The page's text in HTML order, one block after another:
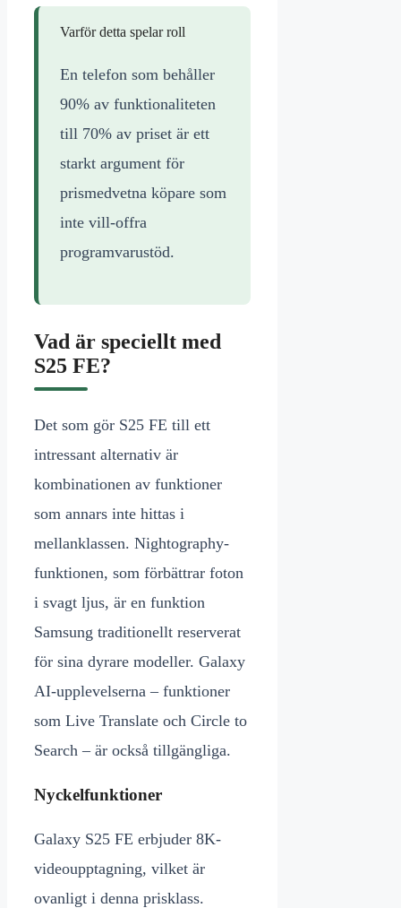
Varför detta spelar roll
En telefon som behåller
90% av funktionaliteten
till 70% av priset är ett
starkt argument för
prismedvetna köpare som
inte vill-offra
programvarustöd.
Vad är speciellt med
S25 FE?
Det som gör S25 FE till ett
intressant alternativ är
kombinationen av funktioner
som annars inte hittas i
mellanklassen. Nightography-
funktionen, som förbättrar foton
i svagt ljus, är en funktion
Samsung traditionellt reserverat
för sina dyrare modeller. Galaxy
AI-upplevelserna – funktioner
som Live Translate och Circle to
Search – är också tillgängliga.
Nyckelfunktioner
Galaxy S25 FE erbjuder 8K-
videoupptagning, vilket är
ovanligt i denna prisklass.